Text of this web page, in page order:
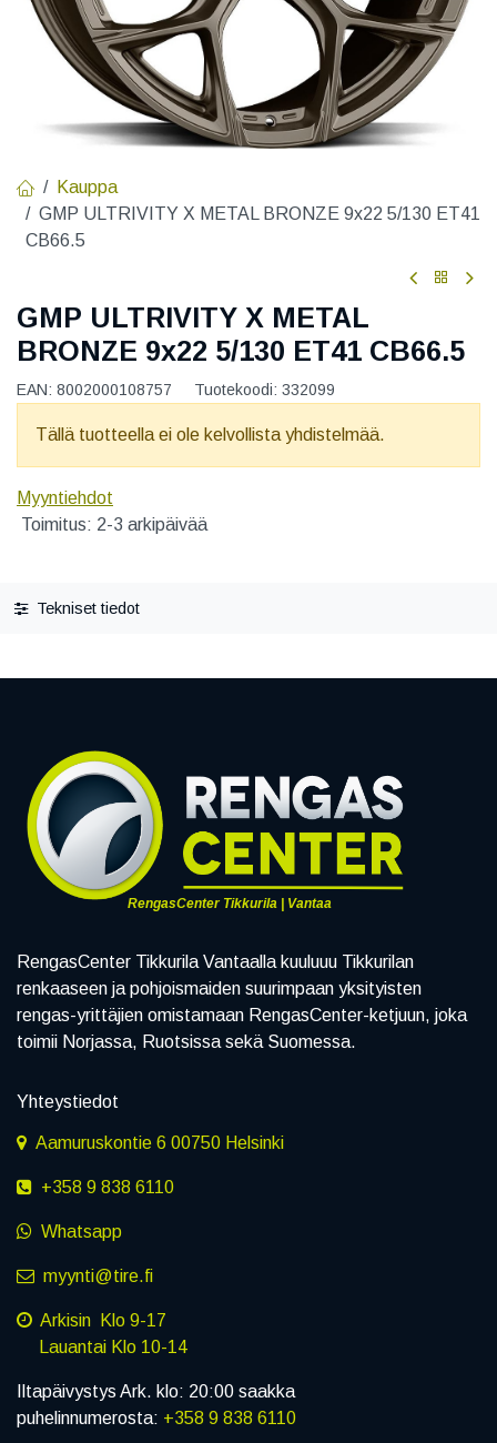
Kauppa
GMP ULTRIVITY X METAL BRONZE 9x22 5/130 ET41
CB66.5
GMP ULTRIVITY X METAL
BRONZE 9x22 5/130 ET41 CB66.5
EAN: 8002000108757 Tuotekoodi: 332099
Tällä tuotteella ei ole kelvollista yhdistelmää.
Myyntiehdot
Toimitus: 2-3 arkipäivää
Tekniset tiedot
RengasCenter Tikkurila | Vantaa
RengasCenter Tikkurila Vantaalla kuuluuu Tikkurilan
renkaaseen ja pohjoismaiden suurimpaan yksityisten
rengas-yrittäjien omistamaan RengasCenter-ketjuun, joka
toimii Norjassa, Ruotsissa sekä Suomessa.
Yhteystiedot
Aamuruskontie 6 00750 Helsinki
+358 9 838 6110
Whatsapp
myynti@tire.fi
Arkisin Klo 9-17
Lauantai Klo 10-14
Iltapäivystys Ark. klo: 20:00 saakka
puhelinnumerosta: +358 9 838 6110